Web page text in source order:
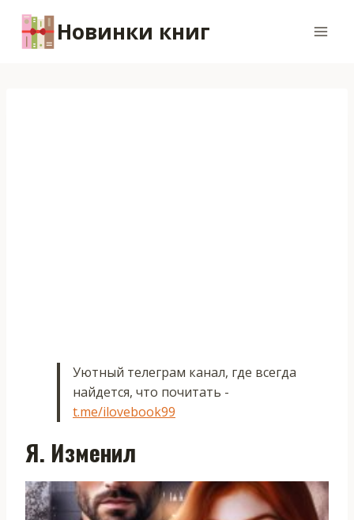
содержимому
Новинки книг
Уютный телеграм канал, где всегда
найдется, что почитать -
t.me/ilovebook99
Я. Изменил